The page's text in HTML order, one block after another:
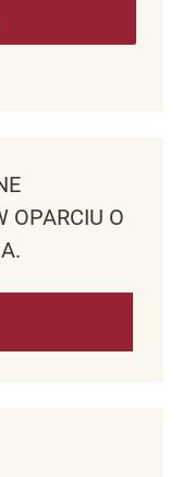
OPARCIU O